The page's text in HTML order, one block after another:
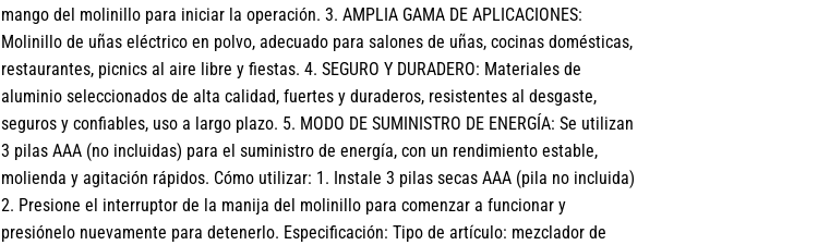
mango del molinillo para iniciar la operación. 3. AMPLIA GAMA DE APLICACIONES:
Molinillo de uñas eléctrico en polvo, adecuado para salones de uñas, cocinas domésticas,
restaurantes, picnics al aire libre y fiestas. 4. SEGURO Y DURADERO: Materiales de
aluminio seleccionados de alta calidad, fuertes y duraderos, resistentes al desgaste,
seguros y confiables, uso a largo plazo. 5. MODO DE SUMINISTRO DE ENERGÍA: Se utilizan
3 pilas AAA (no incluidas) para el suministro de energía, con un rendimiento estable,
molienda y agitación rápidos. Cómo utilizar: 1. Instale 3 pilas secas AAA (pila no incluida)
2. Presione el interruptor de la manija del molinillo para comenzar a funcionar y
presiónelo nuevamente para detenerlo. Especificación: Tipo de artículo: mezclador de